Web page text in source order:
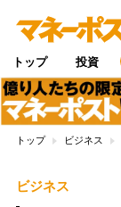
トップ 投資
トップ ビジネス
ビジネス